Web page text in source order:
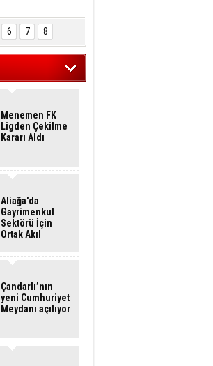
6 7 8
Menemen FK
Ligden Çekilme
Kararı Aldı
Aliağa'da
Gayrimenkul
Sektörü İçin
Ortak Akıl
Çandarlı’nın
yeni Cumhuriyet
Meydanı açılıyor